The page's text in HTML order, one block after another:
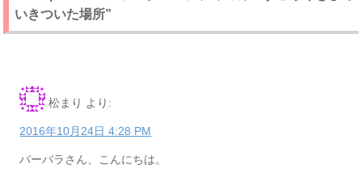
いきついた場所”
松まり より:
2016年10月24日 4:28 PM
バーバラさん、こんにちは。